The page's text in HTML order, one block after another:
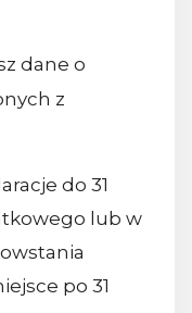
dane o
z
do 31
lub w
po 31